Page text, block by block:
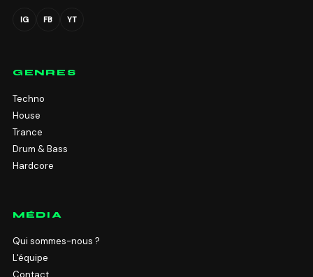
IG FB YT
GENRES
Techno
House
Trance
Drum & Bass
Hardcore
MÉDIA
Qui sommes-nous ?
L'équipe